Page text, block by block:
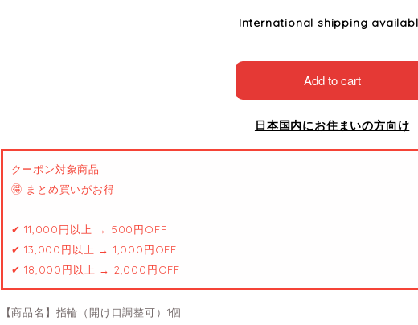
International shipping
Add to cart
日本国内にお住まいの方向け
クーポン対象商品
🉐 まとめ買いがお得
✔ 11,000円以上 → 500円OFF
✔ 13,000円以上 → 1,000円OFF
✔ 18,000円以上 → 2,000円OFF
【商品名】指輪（開け口調整可）1個